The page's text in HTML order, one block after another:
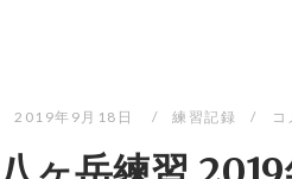
2019年9月18日 練習記録 コ